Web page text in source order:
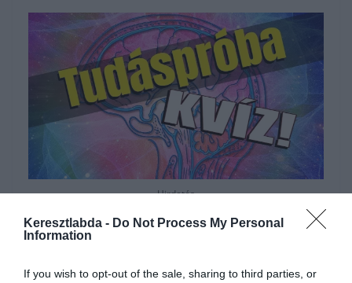
Keresztlabda - Do Not Process My Personal
Information
If you wish to opt-out of the sale, sharing to third parties, or
Hirdetés